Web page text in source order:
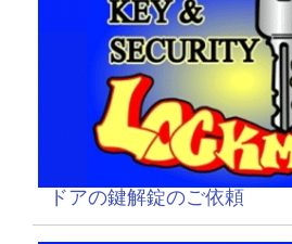
ドアの鍵解錠のご依頼